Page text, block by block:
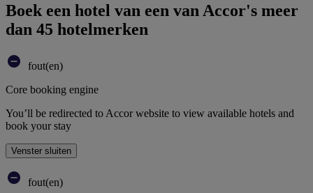
Boek een hotel van een van Accor's meer
dan 45 hotelmerken
fout(en)
Core booking engine
You’ll be redirected to Accor website to view available hotels and
book your stay
Venster sluiten
fout(en)